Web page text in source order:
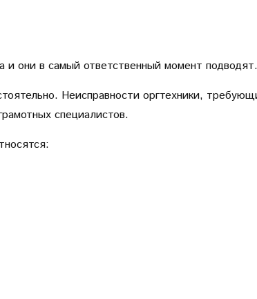
и они в самый ответственный момент подводят.
Неисправности оргтехники,
специалистов.